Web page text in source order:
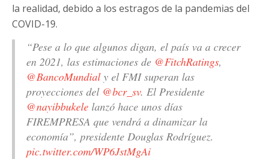
la realidad, debido a los estragos de la pandemias del
COVID-19.
“Pese a lo que algunos digan, el país va a crecer
en 2021, las estimaciones de @FitchRatings,
@BancoMundial y el FMI superan las
proyecciones del @bcr_sv. El Presidente
@nayibbukele lanzó hace unos días
FIREMPRESA que vendrá a dinamizar la
economía”, presidente Douglas Rodríguez.
pic.twitter.com/WP6JstMgAi